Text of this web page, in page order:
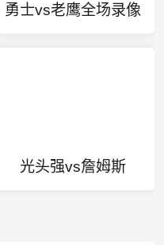
勇士vs老鹰全场录像
光头强vs詹姆斯